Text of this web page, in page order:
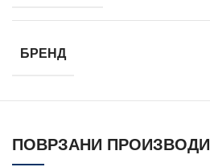
БРЕНД
ПОВРЗАНИ ПРОИЗВОДИ